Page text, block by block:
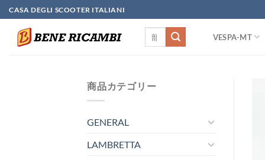
Skip
to
content
CASA DEGLI SCOOTER ITALIANI
VESPA-MT
商品カテゴリー
GENERAL
LAMBRETTA